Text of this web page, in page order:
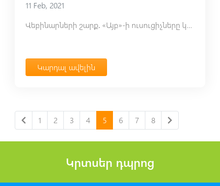
11 Feb, 2021
Վեբինարների շարք․ «Այբ»-ի ուսուցիչները կիսվում են փորձով
Կարդալ ավելին
1 2 3 4 5 6 7 8
Կրտսեր դպրոց